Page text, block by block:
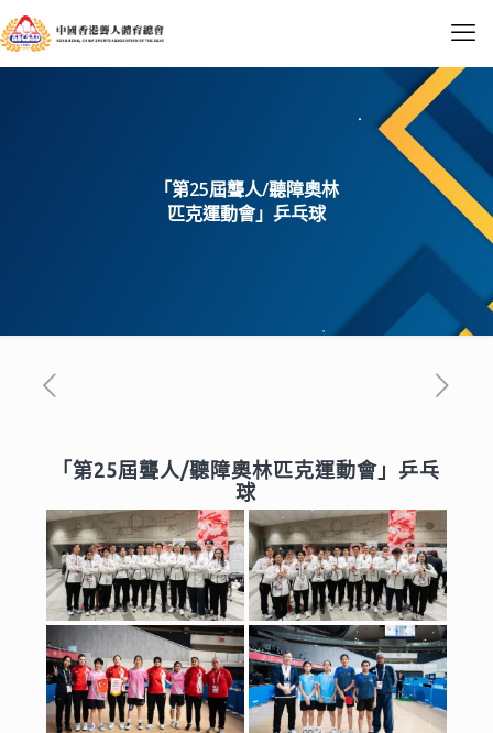
「第25屆聾人/聽障奧林
匹克運動會」乒乓球
「第25屆聾人/聽障奧林匹克運動會」乒乓
球